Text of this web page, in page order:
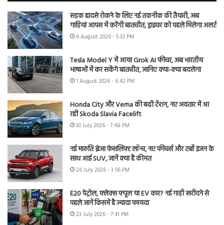
सड़क हादसे रोकने के लिए नई तकनीक की तैयारी, अब
गाड़ियां आपस में करेंगी बातचीत, ड्राइवर को पहले मिलेगा अलर्ट
6 August 2026 - 5:33 PM
Tesla Model Y में आया Grok AI फीचर, अब भारतीय
भाषाओं में कर सकेंगे बातचीत, जानिए क्या-क्या बदलेगा
1 August 2026 - 6:42 PM
Honda City और Verna की बढ़ी टेंशन, नए अवतार में आ
रही Skoda Slavia Facelift
30 July 2026 - 7:48 PM
नई मारुति ब्रेजा फेसलिफ्ट लॉन्च, नए फीचर्स और टर्बो इंजन के
साथ आई SUV, जानें क्या है कीमत
26 July 2026 - 3:56 PM
E20 पेट्रोल, फ्लेक्स फ्यूल या EV कार? नई गाड़ी खरीदने से
पहले जानें किसमें है ज्यादा फायदा
23 July 2026 - 7:41 PM